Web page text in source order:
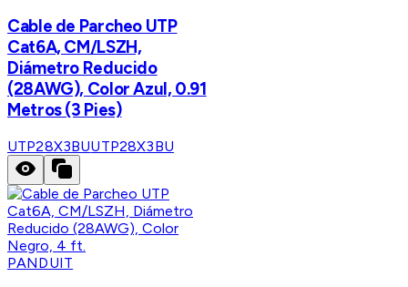
Cable de Parcheo UTP
Cat6A, CM/LSZH,
Diámetro Reducido
(28AWG), Color Azul, 0.91
Metros (3 Pies)
UTP28X3BUUTP28X3BU
PANDUIT